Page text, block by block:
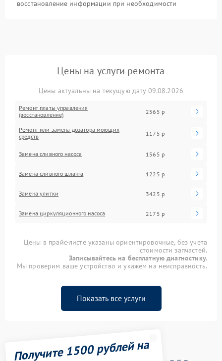
восстановление информации при необходимости
Цены на услуги ремонта
Цены актуальны на текущую дату 09.08.2026
Ремонт платы управления
(восстановление)
2565 р
Ремонт или замена дозатора моющих
средств
1175 р
Замена сливного насоса 1565 р
Замена сливного шланга 1225 р
Замена улитки 3425 р
Замена циркуляционного насоса 2175 р
Цены в прайс-листе указаны ориентировочные, без учета
стоимости запчастей.
Записывайтесь на бесплатную диагностику.
Мы проверим ваше устройство и укажем на неисправность.
Показать все услуги
Получите 1500 рублей на